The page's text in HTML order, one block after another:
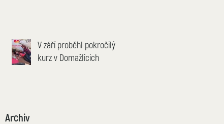
V září proběhl pokročilý
kurz v Domažlicích
Archiv